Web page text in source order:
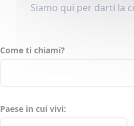
Siamo qui per darti la
Come ti chiami?
Paese in cui vivi: